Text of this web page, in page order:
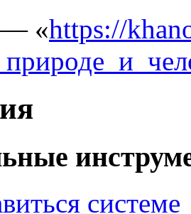
— «https://
системе